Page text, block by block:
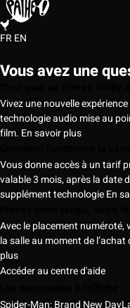
FREN
Vous avez une
Vivez une nouvelle
technologie audio mise au
film. En savoir plus
Vous donne accès à un tarif
valable 3 mois, après la date
supplément technologieEn
Avec le placement
la salle au moment de
plus
Accéder au centre d'aide
Spider-Man: Brand New Day